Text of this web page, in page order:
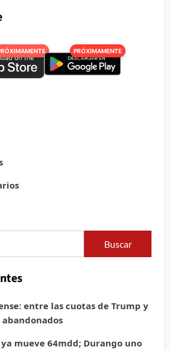
PRÓXIMAMENTE
entre las cuotas de Trump y
mueve 64mdd; Durango uno